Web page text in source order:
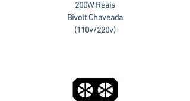
200W Reais
Bivolt Chaveada
(110v/220v)